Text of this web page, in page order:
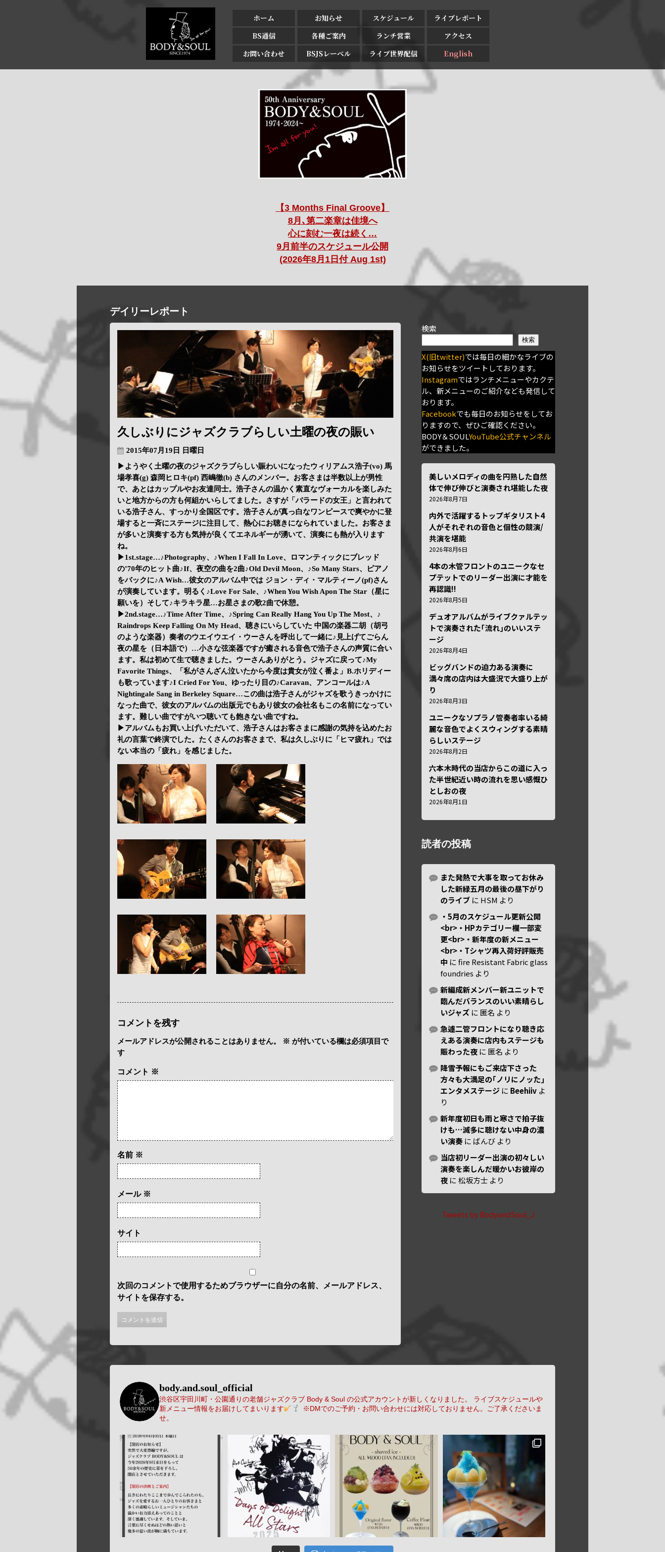
ホーム お知らせ スケジュール
ライブレポート
BS通信
各種ご案内 ランチ営業
アクセス
お問い合わせ
BSJSレーベル ライブ世界配信 English
【3 Months Final Groove】
8月､第二楽章は佳境へ
心に刻む一夜は続く…
9月前半のスケジュール公開
(2026年8月1日付 Aug 1st)
デイリーレポート
久しぶりにジャズクラブらしい土曜の夜の賑い
2015年07月19日 日曜日
▶ようやく土曜の夜のジャズクラブらしい賑わいになったウィリアムス浩子(vo) 馬
場孝喜(g) 森岡ヒロキ(pf) 西嶋徹(b) さんのメンバー。お客さまは半数以上が男性
で、あとはカップルやお友達同士。浩子さんの温かく素直なヴォーカルを楽しみた
いと地方からの方も何組かいらしてました。さすが「バラードの女王」と言われて
いる浩子さん、すっかり全国区です。浩子さんが真っ白なワンピースで爽やかに登
場すると一斉にステージに注目して、熱心にお聴きになられていました。お客さま
が多いと演奏する方も気持が良くてエネルギーが湧いて、演奏にも熱が入ります
ね。
▶1st.stage…♪Photography、♪When I Fall In Love、ロマンティックにブレッド
の’70年のヒット曲♪If、夜空の曲を2曲♪Old Devil Moon、♪So Many Stars、ピアノ
をバックに♪A Wish…彼女のアルバム中では ジョン・ディ・マルティーノ(pf)さん
が演奏しています。明るく♪Love For Sale、♪When You Wish Apon The Star（星に
願いを）そして♪キラキラ星…お星さまの歌2曲で休憩。
▶2nd.stage…♪Time After Time、♪Spring Can Really Hang You Up The Most、♪
Raindrops Keep Falling On My Head、聴きにいらしていた 中国の楽器二胡（胡弓
のような楽器）奏者のウエイウエイ・ウーさんを呼出して一緒に♪見上げてごらん
夜の星を（日本語で）…小さな弦楽器ですが癒される音色で浩子さんの声質に合い
ます。私は初めて生で聴きました。ウーさんありがとう。ジャズに戻って♪My
Favorite Things、「私がさんざん泣いたから今度は貴女が泣く番よ」B.ホリディー
も歌っています♪I Cried For You、ゆったり目の♪Caravan、アンコールは♪A
Nightingale Sang in Berkeley Square…この曲は浩子さんがジャズを歌うきっかけに
なった曲で、彼女のアルバムの出版元でもあり彼女の会社名もこの名前になってい
ます。難しい曲ですがいつ聴いても飽きない曲ですね。
▶アルバムもお買い上げいただいて、浩子さんはお客さまに感謝の気持を込めたお
礼の言葉で終演でした。たくさんのお客さまで、私は久しぶりに「ヒマ疲れ」では
ない本当の「疲れ」を感じました。
コメントを残す
メールアドレスが公開されることはありません。 ※ が付いている欄は必須項目で
す
コメント ※
名前 ※
メール ※
サイト
次回のコメントで使用するためブラウザーに自分の名前、メールアドレス、
サイトを保存する。
検索
検索
X(旧twitter)では毎日の細かなライブの
お知らせをツイートしております。
Instagramではランチメニューやカクテ
ル、新メニューのご紹介なども発信して
おります。
Facebookでも毎日のお知らせをしてお
りますので、ぜひご確認ください。
BODY＆SOULYouTube公式チャンネル
ができました。
美しいメロディの曲を円熟した自然
体で伸び伸びと演奏され堪能した夜
2026年8月7日
内外で活躍するトップギタリスト4
人がそれぞれの音色と個性の競演/
共演を堪能
2026年8月6日
4本の木管フロントのユニークなセ
プテットでのリーダー出演に才能を
再認識!!
2026年8月5日
デュオアルバムがライブクァルテッ
トで演奏された｢流れ｣のいいステ
ージ
2026年8月4日
ビッグバンドの迫力ある演奏に
満々席の店内は大盛況で大盛り上が
り
2026年8月3日
ユニークなソプラノ管奏者率いる綺
麗な音色でよくスウィングする素晴
らしいステージ
2026年8月2日
六本木時代の当店からこの道に入っ
た半世紀近い時の流れを思い感慨ひ
としおの夜
2026年8月1日
読者の投稿
また発熱で大事を取ってお休み
した新緑五月の最後の昼下がり
のライブ に HSM より
・5月のスケジュール更新公開
<br>・HPカテゴリー欄一部変
更<br>・新年度の新メニュー
<br>・Tシャツ再入荷好評販売
中 にfire Resistant Fabric glass
foundries より
新編成新メンバー新ユニットで
臨んだバランスのいい素晴らし
いジャズ に 匿名 より
急遽二管フロントになり聴き応
えある演奏に店内もステージも
賑わった夜 に 匿名 より
降雪予報にもご来店下さった
方々も大満足の｢ノリにノッた｣
エンタメステージ に Beehiiv よ
り
新年度初日も雨と寒さで拍子抜
けも…滅多に聴けない中身の濃
い演奏 に ばんび より
当店初リーダー出演の初々しい
演奏を楽しんだ暖かいお彼岸の
夜 に松坂方士 より
Tweets by BodyandSoul_J
body.and.soul_official
渋谷区宇田川町・公園通りの老舗ジャズクラブ Body & Soul の公式アカウントが新しくなりました。
ライブスケジュールや
新メニュー情報をお届けしてまいります
※DMでのご予約・お問い合わせには対応しておりません。ご了承くださいま
せ。